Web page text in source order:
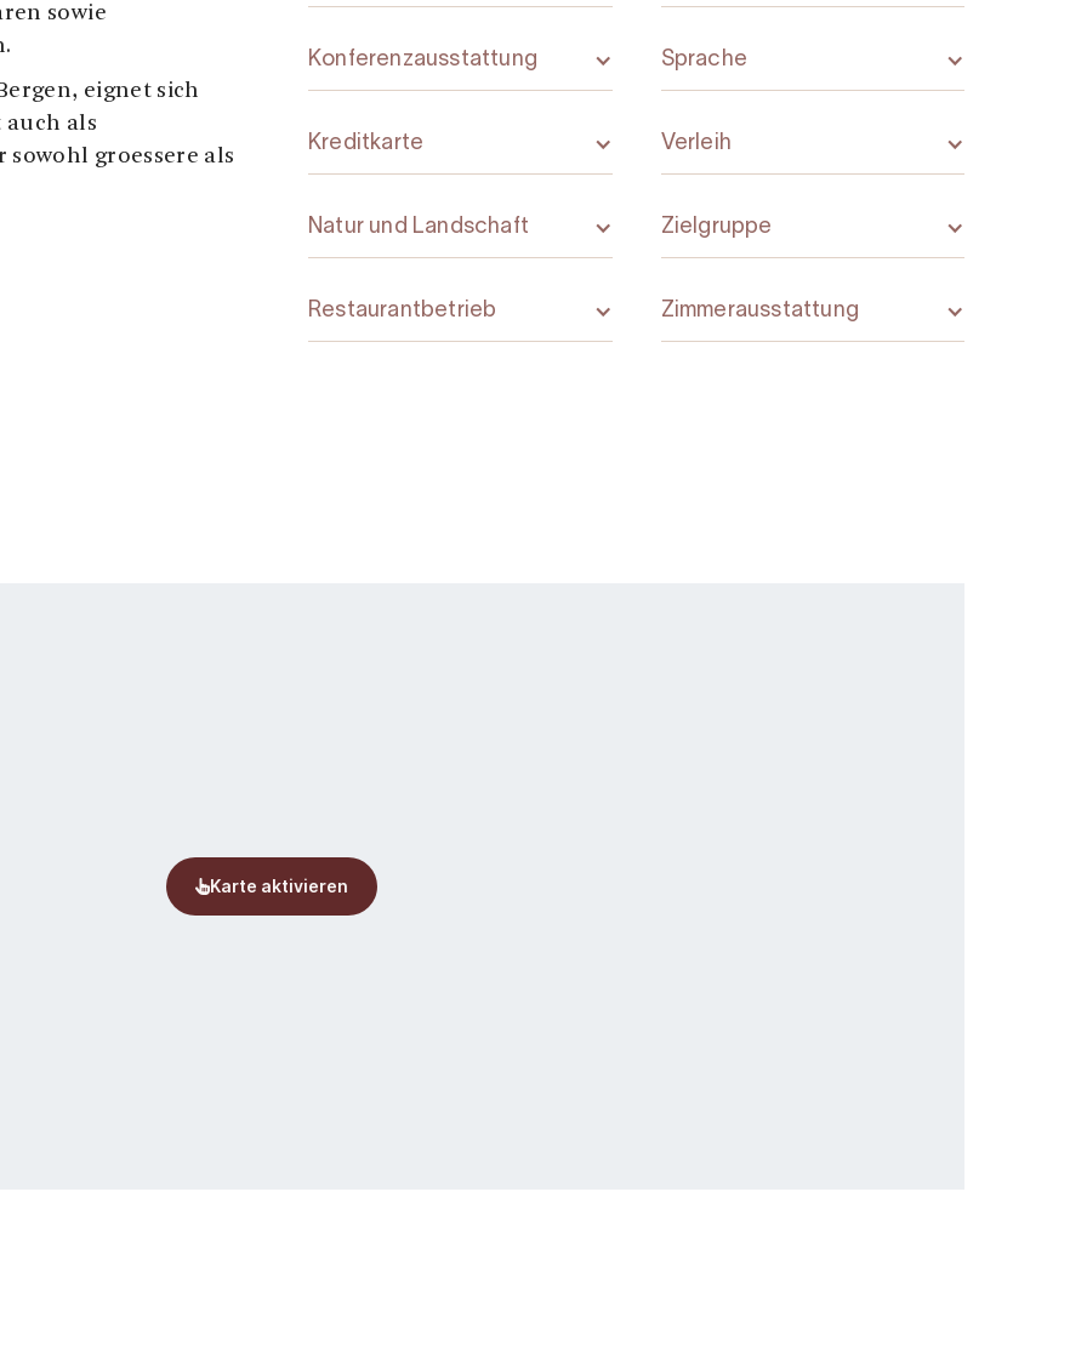
sowie
eignet sich
als
groessere als
Konferenzausstattung
Kreditkarte
Natur und Landschaft
Restaurantbetrieb
Sprache
Verleih
Zielgruppe
Zimmerausstattung